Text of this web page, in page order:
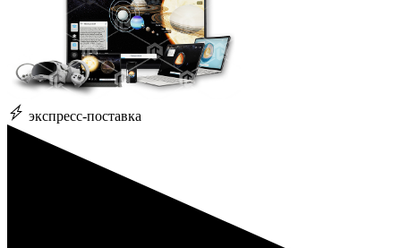
экспресс-поставка